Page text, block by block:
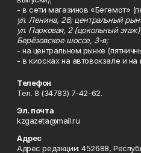
- в сети магазинов «Бегемот»
ул. Ленина, 26; центральный
ул. Парковая, 2 (цокольный
Берёзовское шоссе, 3-в;
- на центральном рынке
- в киосках на автовокзале и
Телефон
Тел. 8 (34783) 7-42-62.
Эл. почта
kzgazeta@mail.ru
Адрес
Адрес редакции: 452688,